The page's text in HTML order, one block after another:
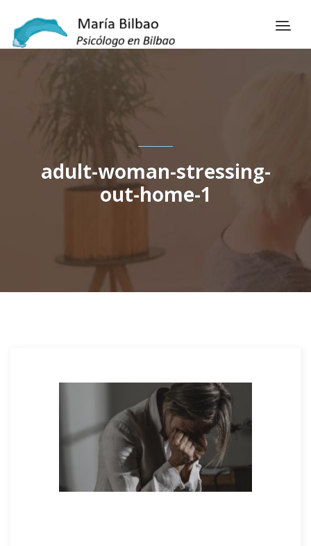
adult-woman-stressing-
out-home-1